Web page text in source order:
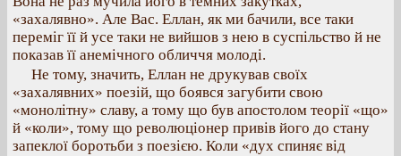
«захалявно». Але Вас. Еллан, як ми бачили, все таки
переміг її й усе таки не вийшов з нею в суспільство й не
показав її анемічного обличчя молоді.
Не тому, значить, Еллан не друкував своїх
«захалявних» поезій, що боявся загубити свою
«монолітну» славу, а тому що був апостолом теорії «що»
й «коли», тому що революціонер привів його до стану
запеклої боротьби з поезією. Коли «дух спиняє від